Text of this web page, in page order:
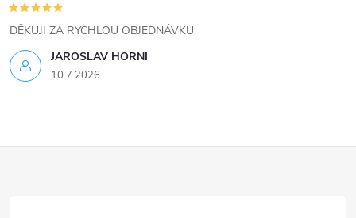
JAROSLAV HORNI
10.7.2026
DĚKUJI ZA RYCHLOU OBJEDNÁVKU